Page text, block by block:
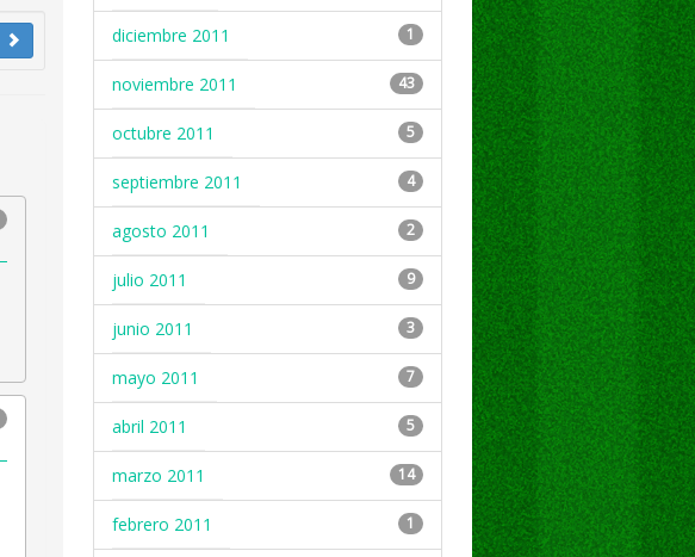
diciembre 2011 1
noviembre 2011 43
octubre 2011 5
septiembre 2011 4
agosto 2011 2
julio 2011 9
junio 2011 3
mayo 2011 7
abril 2011 5
marzo 2011 14
febrero 2011 1